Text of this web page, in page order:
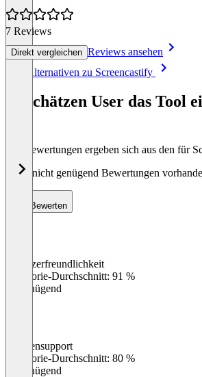
7 Reviews
Direkt vergleichen Reviews ansehen
Alle Alternativen zu Screencastify
So schätzen User das Tool
Die Bewertungen ergeben sich aus den für
Noch nicht genügend Bewertungen
Bewerten
Benutzerfreundlichkeit
Kategorie-Durchschnitt: 91 %
Ungenügend
Kundensupport
Kategorie-Durchschnitt: 80 %
Ungenügend